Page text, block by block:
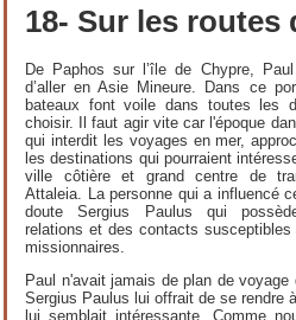
18- Sur les routes
De Paphos sur l’île de Chypre,
d’aller en Asie Mineure. Dans ce
bateaux font voile dans toutes les
choisir. Il faut agir vite car l'époque
qui interdit les voyages en mer,
les destinations qui pourraient
ville côtière et grand centre de
Attaleia. La personne qui a influencé
doute Sergius Paulus qui
relations et des contacts susceptibles
missionnaires.
Paul n'avait jamais de plan de
Sergius Paulus lui offrait de se rendre
lui semblait intéressante. Comme